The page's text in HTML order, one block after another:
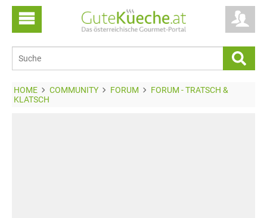
HOME COMMUNITY FORUM
FORUM - TRATSCH &
KLATSCH